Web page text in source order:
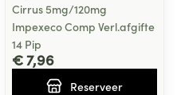
Cirrus 5mg/120mg
Impexeco Comp Verl.afgifte
14 Pip
€ 7,96
Reserveer